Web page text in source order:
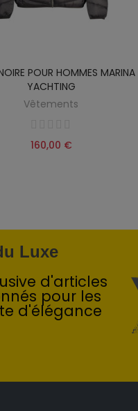
POUR HOMMES MARINA
YACHTING
Vêtements
160,00 €
Luxe
d'articles
pour les
d'élégance